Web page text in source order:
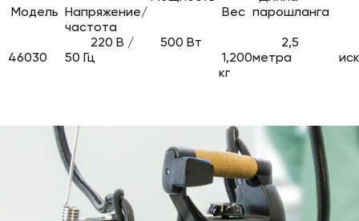
Модель Напряжение/
частота
Вес парошланга
46030
220 В /
50 Гц
500 Вт
1,200
кг
2,5
метра